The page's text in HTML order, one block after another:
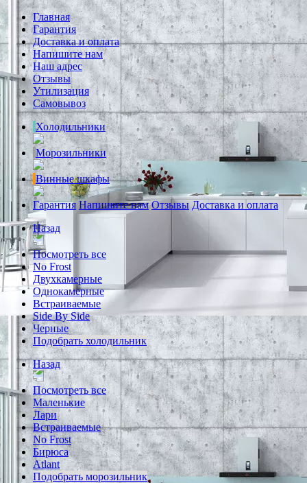
Главная
Гарантия
Доставка и оплата
Напишите нам
Наш адрес
Отзывы
Утилизация
Самовывоз
Холодильники
Морозильники
Винные шкафы
Гарантия Напишите нам Отзывы Доставка и оплата
Назад
Посмотреть все
No Frost
Двухкамерные
Однокамерные
Встраиваемые
Side By Side
Черные
Подобрать холодильник
Назад
Посмотреть все
Маленькие
Лари
Встраиваемые
No Frost
Бирюса
Atlant
Подобрать морозильник